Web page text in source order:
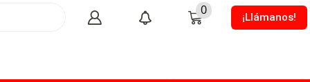
0 ¡Llámanos!